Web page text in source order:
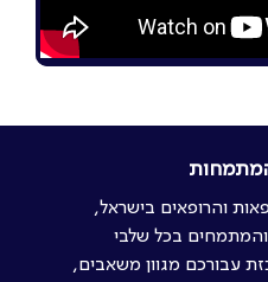
והרופאים בישראל,
בכל שלבי
עבורכם מגוון משאבים,